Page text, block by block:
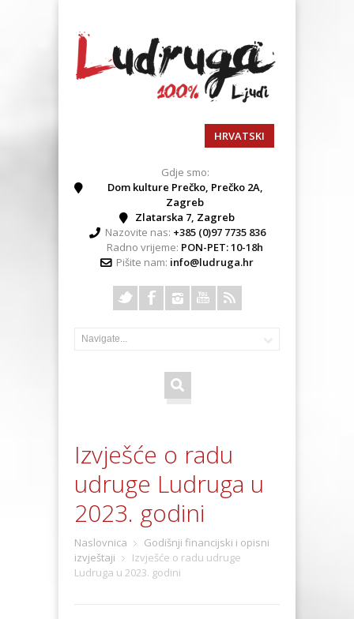
HRVATSKI
Gdje smo:
Dom kulture Prečko, Prečko 2A,
Zagreb
Zlatarska 7, Zagreb
Nazovite nas: +385 (0)97 7735 836
Radno vrijeme: PON-PET: 10-18h
Pišite nam: info@ludruga.hr
Izvješće o radu
udruge Ludruga u
2023. godini
Naslovnica
Godišnji financijski i opisni
izvještaji
Izvješće o radu udruge
Ludruga u 2023. godini